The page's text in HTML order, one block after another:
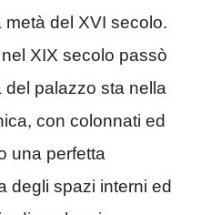
del XVI secolo.
XIX secolo passò
del palazzo sta nella
con colonnati ed
una perfetta
degli spazi interni ed